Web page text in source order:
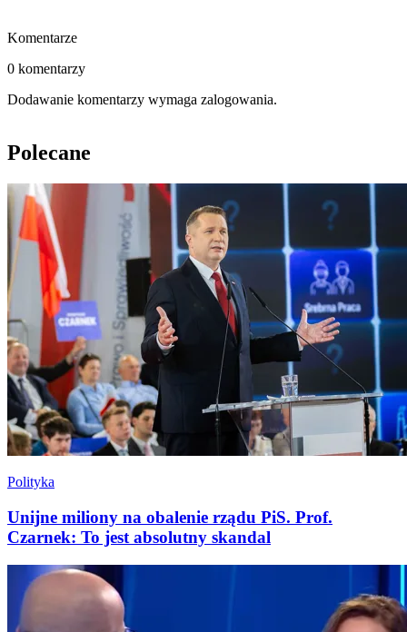
Komentarze
0 komentarzy
Dodawanie komentarzy wymaga zalogowania.
Polecane
Polityka
Unijne miliony na obalenie rządu PiS. Prof.
Czarnek: To jest absolutny skandal